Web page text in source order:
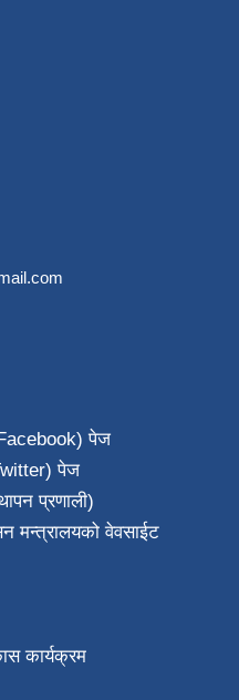
पेज
पेज
प्रणाली)
मन्त्रालयको वेवसाईट
कार्यक्रम